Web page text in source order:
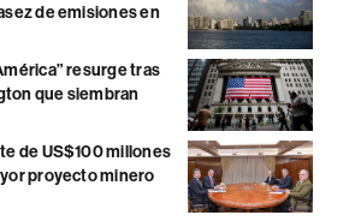
de emisiones en
resurge tras
que siembran
de US$100 millones
proyecto minero